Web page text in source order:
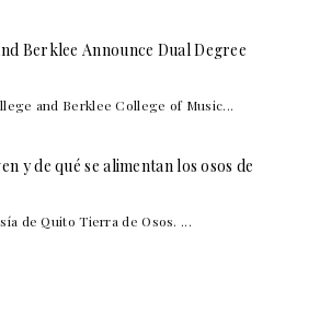
Berklee Announce Dual Degree
and Berklee College of Music...
y de qué se alimentan los osos de
de Quito Tierra de Osos. ...